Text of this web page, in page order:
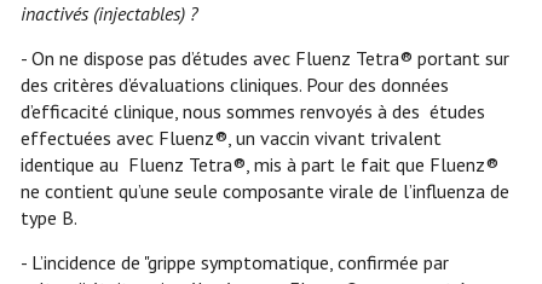
inactivés (injectables) ?
- On ne dispose pas d’études avec Fluenz Tetra® portant sur
des critères d’évaluations cliniques. Pour des données
d’efficacité clinique, nous sommes renvoyés à des études
effectuées avec Fluenz®, un vaccin vivant trivalent
identique au Fluenz Tetra®, mis à part le fait que Fluenz®
ne contient qu’une seule composante virale de l’influenza de
type B.
- L’incidence de "grippe symptomatique, confirmée par